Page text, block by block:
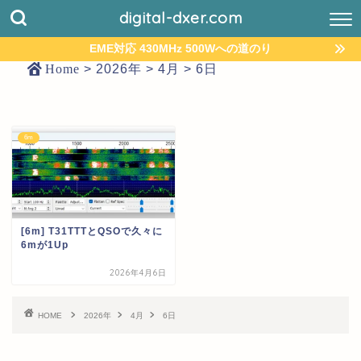
digital-dxer.com
EME対応 430MHz 500Wへの道のり
Home > 2026年 > 4月 > 6日
6m
[6m] T31TTTとQSOで久々に
6mが1Up
2026年4月6日
HOME 2026年 4月 6日